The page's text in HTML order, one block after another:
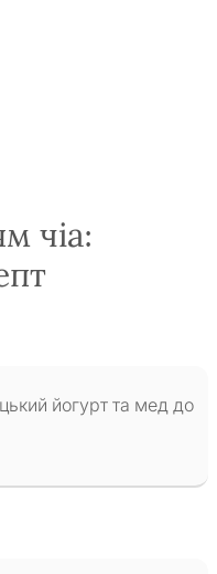
чіа:
йогурт та мед до